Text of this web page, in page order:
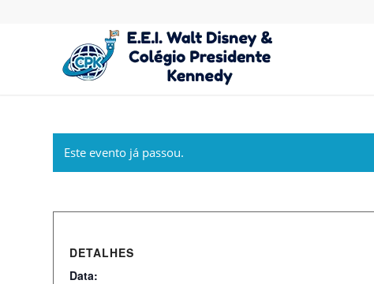
Este evento já passou.
DETALHES
Data: